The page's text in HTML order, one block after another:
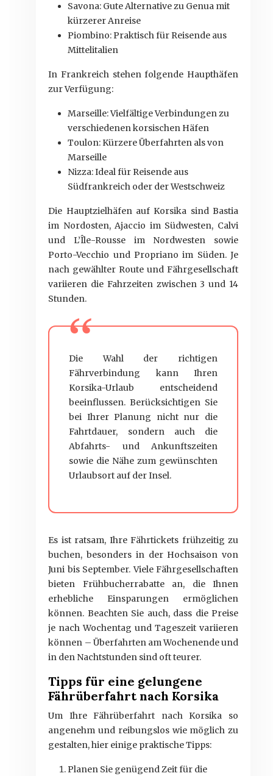
Savona: Gute Alternative zu Genua mit
kürzerer Anreise
Piombino: Praktisch für Reisende aus
Mittelitalien
In Frankreich stehen folgende Haupthäfen
zur Verfügung:
Marseille: Vielfältige Verbindungen zu
verschiedenen korsischen Häfen
Toulon: Kürzere Überfahrten als von
Marseille
Nizza: Ideal für Reisende aus
Südfrankreich oder der Westschweiz
Die Hauptzielhäfen auf Korsika sind Bastia
im Nordosten, Ajaccio im Südwesten, Calvi
und L’Île-Rousse im Nordwesten sowie
Porto-Vecchio und Propriano im Süden. Je
nach gewählter Route und Fährgesellschaft
variieren die Fahrzeiten zwischen 3 und 14
Stunden.
Die Wahl der richtigen
Fährverbindung kann Ihren
Korsika-Urlaub entscheidend
beeinflussen. Berücksichtigen Sie
bei Ihrer Planung nicht nur die
Fahrtdauer, sondern auch die
Abfahrts- und Ankunftszeiten
sowie die Nähe zum gewünschten
Urlaubsort auf der Insel.
Es ist ratsam, Ihre Fährtickets frühzeitig zu
buchen, besonders in der Hochsaison von
Juni bis September. Viele Fährgesellschaften
bieten Frühbucherrabatte an, die Ihnen
erhebliche Einsparungen ermöglichen
können. Beachten Sie auch, dass die Preise
je nach Wochentag und Tageszeit variieren
können – Überfahrten am Wochenende und
in den Nachtstunden sind oft teurer.
Tipps für eine gelungene
Fährüberfahrt nach Korsika
Um Ihre Fährüberfahrt nach Korsika so
angenehm und reibungslos wie möglich zu
gestalten, hier einige praktische Tipps:
Planen Sie genügend Zeit für die